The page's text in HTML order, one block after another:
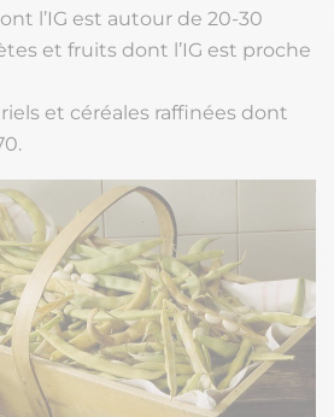
l’IG est autour de 20-30
et fruits dont l’IG est proche
et céréales raffinées dont